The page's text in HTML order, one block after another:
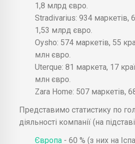
1,8 млрд євро.
Stradivarius: 934 маркетів,
1,53 млрд євро.
Oysho: 574 маркетів, 55
млн євро.
Uterque: 81 маркета, 17
млн євро.
Zara Home: 507 маркетів,
Представимо статистику по
діяльності компанії (на
Європа - 60 % (з них на